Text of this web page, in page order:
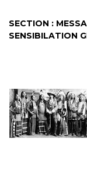
SECTION :
SENSIBILATION